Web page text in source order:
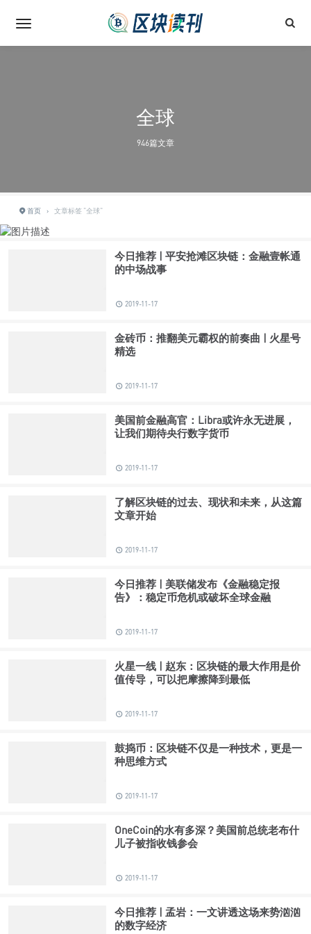
全球
946篇文章
首页 › 文章标签 "全球"
今日推荐 | 平安抢滩区块链：金融壹帐通
的中场战事
2019-11-17
金砖币：推翻美元霸权的前奏曲 | 火星号
精选
2019-11-17
美国前金融高官：Libra或许永无进展，
让我们期待央行数字货币
2019-11-17
了解区块链的过去、现状和未来，从这篇
文章开始
2019-11-17
今日推荐 | 美联储发布《金融稳定报
告》：稳定币危机或破坏全球金融
2019-11-17
火星一线 | 赵东：区块链的最大作用是价
值传导，可以把摩擦降到最低
2019-11-17
鼓捣币：区块链不仅是一种技术，更是一
种思维方式
2019-11-17
OneCoin的水有多深？美国前总统老布什
儿子被指收钱参会
2019-11-17
今日推荐 | 孟岩：一文讲透这场来势汹汹
的数字经济